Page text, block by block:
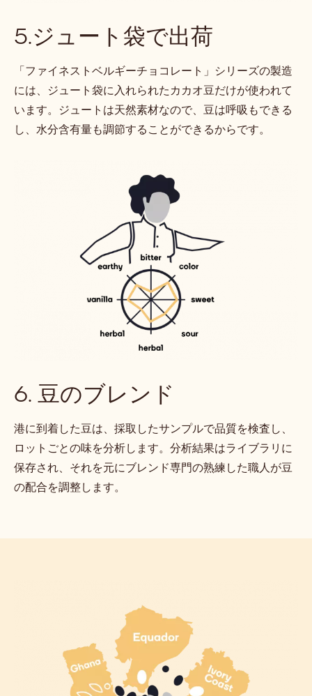
5.ジュート袋で出荷
「ファイネストベルギーチョコレート」シリーズの製造
には、ジュート袋に入れられたカカオ豆だけが使われて
います。ジュートは天然素材なので、豆は呼吸もできる
し、水分含有量も調節することができるからです。
6. 豆のブレンド
港に到着した豆は、採取したサンプルで品質を検査し、
ロットごとの味を分析します。分析結果はライブラリに
保存され、それを元にブレンド専門の熟練した職人が豆
の配合を調整します。